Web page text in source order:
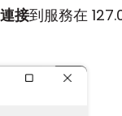
接到服務在